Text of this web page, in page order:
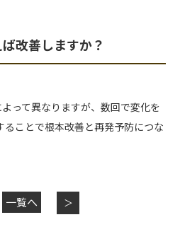
改善しますか？
って異なりますが、数回で変化を
ことで根本改善と再発予防につな
一覧へ ＞